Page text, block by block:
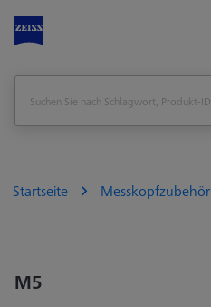
Startseite Messkopfzubehör
M5